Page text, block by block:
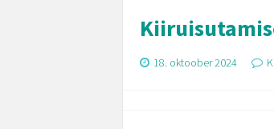
18. oktoober 2024